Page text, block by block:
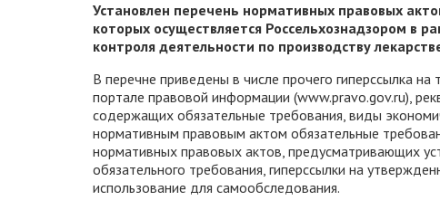
Установлен перечень нормативных правовых
которых осуществляется Россельхознадзором в
контроля деятельности по производству
В перечне приведены в числе прочего гиперссылка
портале правовой информации (www.pravo.gov.ru),
содержащих обязательные требования, виды
нормативным правовым актом обязательные
нормативных правовых актов, предусматривающих
обязательного требования, гиперссылки на
использование для самообследования.